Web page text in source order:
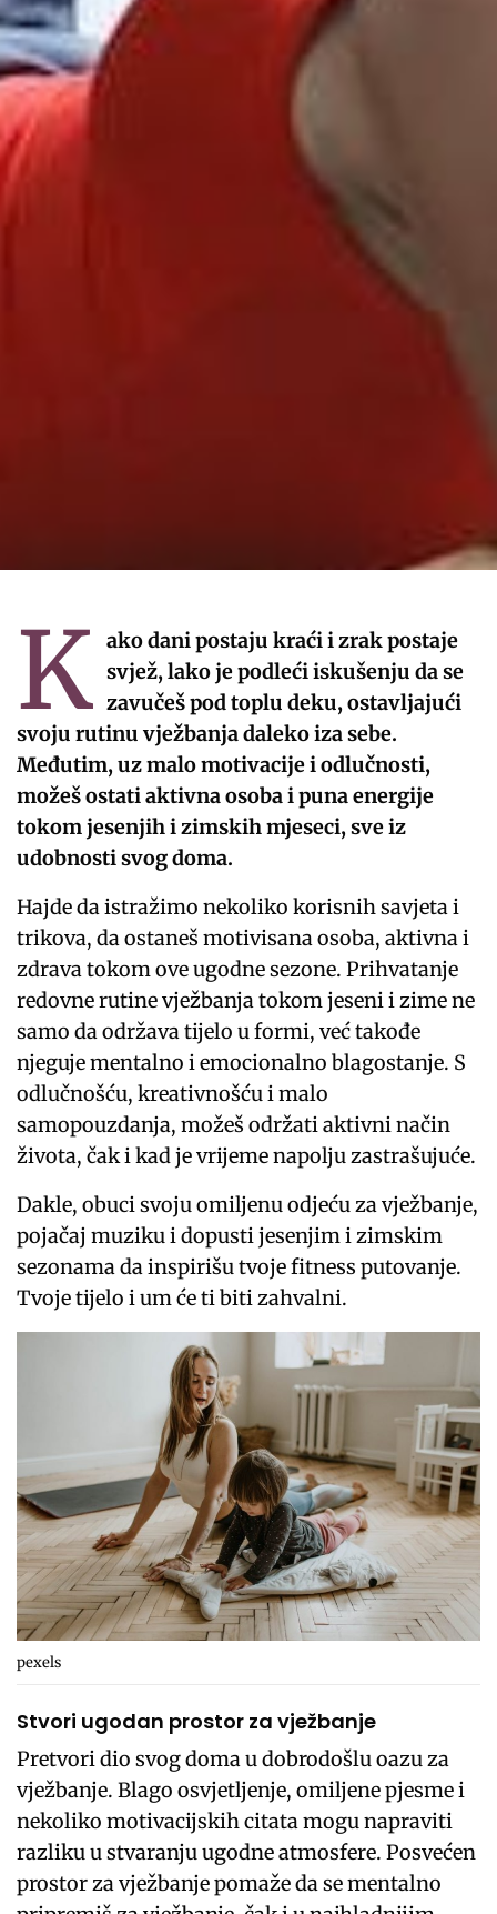
K ako dani postaju kraći i zrak postaje
svjež, lako je podleći iskušenju da se
zavučeš pod toplu deku, ostavljajući
svoju rutinu vježbanja daleko iza sebe.
Međutim, uz malo motivacije i odlučnosti,
možeš ostati aktivna osoba i puna energije
tokom jesenjih i zimskih mjeseci, sve iz
udobnosti svog doma.
Hajde da istražimo nekoliko korisnih savjeta i
trikova, da ostaneš motivisana osoba, aktivna i
zdrava tokom ove ugodne sezone. Prihvatanje
redovne rutine vježbanja tokom jeseni i zime ne
samo da održava tijelo u formi, već takođe
njeguje mentalno i emocionalno blagostanje. S
odlučnošću, kreativnošću i malo
samopouzdanja, možeš održati aktivni način
života, čak i kad je vrijeme napolju zastrašujuće.
Dakle, obuci svoju omiljenu odjeću za vježbanje,
pojačaj muziku i dopusti jesenjim i zimskim
sezonama da inspirišu tvoje fitness putovanje.
Tvoje tijelo i um će ti biti zahvalni.
pexels
Stvori ugodan prostor za vježbanje
Pretvori dio svog doma u dobrodošlu oazu za
vježbanje. Blago osvjetljenje, omiljene pjesme i
nekoliko motivacijskih citata mogu napraviti
razliku u stvaranju ugodne atmosfere. Posvećen
prostor za vježbanje pomaže da se mentalno